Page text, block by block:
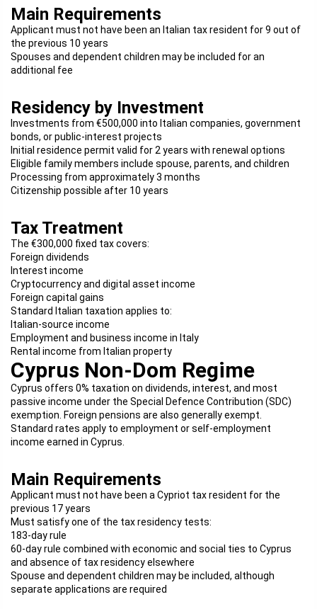
Main Requirements
Applicant must not have been an Italian tax resident for 9 out of
the previous 10 years
Spouses and dependent children may be included for an
additional fee
Residency by Investment
Investments from €500,000 into Italian companies, government
bonds, or public-interest projects
Initial residence permit valid for 2 years with renewal options
Eligible family members include spouse, parents, and children
Processing from approximately 3 months
Citizenship possible after 10 years
Tax Treatment
The €300,000 fixed tax covers:
Foreign dividends
Interest income
Cryptocurrency and digital asset income
Foreign capital gains
Standard Italian taxation applies to:
Italian-source income
Employment and business income in Italy
Rental income from Italian property
Cyprus Non-Dom Regime
Cyprus offers 0% taxation on dividends, interest, and most
passive income under the Special Defence Contribution (SDC)
exemption. Foreign pensions are also generally exempt.
Standard rates apply to employment or self-employment
income earned in Cyprus.
Main Requirements
Applicant must not have been a Cypriot tax resident for the
previous 17 years
Must satisfy one of the tax residency tests:
183-day rule
60-day rule combined with economic and social ties to Cyprus
and absence of tax residency elsewhere
Spouse and dependent children may be included, although
separate applications are required